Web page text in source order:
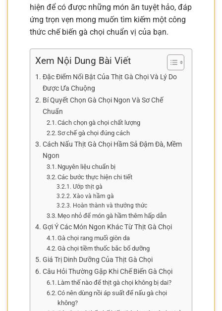
hiện để có được những món ăn tuyệt hảo, đáp
ứng trọn vẹn mong muốn tìm kiếm một công
thức chế biến gà chọi chuẩn vị của bạn.
Xem Nội Dung Bài Viết
Đặc Điểm Nổi Bật Của Thịt Gà Chọi Và Lý Do
Được Ưa Chuộng
Bí Quyết Chọn Gà Chọi Ngon Và Sơ Chế
Chuẩn
Cách chọn gà chọi chất lượng
Sơ chế gà chọi đúng cách
Cách Nấu Thịt Gà Chọi Hầm Sả Đậm Đà, Mềm
Ngon
Nguyên liệu chuẩn bị
Các bước thực hiện chi tiết
Ướp thịt gà
Xào và hầm gà
Hoàn thành và thưởng thức
Mẹo nhỏ để món gà hầm thêm hấp dẫn
Gợi Ý Các Món Ngon Khác Từ Thịt Gà Chọi
Gà chọi rang muối giòn da
Gà chọi tiềm thuốc bắc bổ dưỡng
Giá Trị Dinh Dưỡng Của Thịt Gà Chọi
Câu Hỏi Thường Gặp Khi Chế Biến Gà Chọi
Làm thế nào để thịt gà chọi không bị dai?
Có nên dùng nồi áp suất để nấu gà chọi
không?